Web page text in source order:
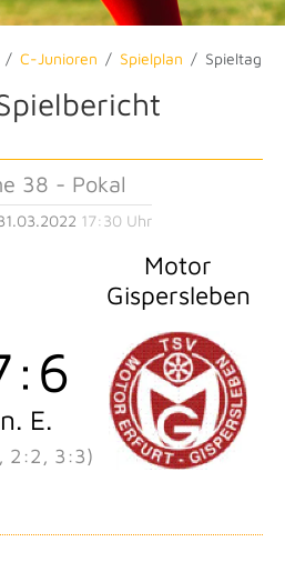
C-Junioren Spielplan Spieltag
38 - Pokal
17:30 Uhr
Motor
Gispersleben
: 6
n. E.
2:2, 3:3)